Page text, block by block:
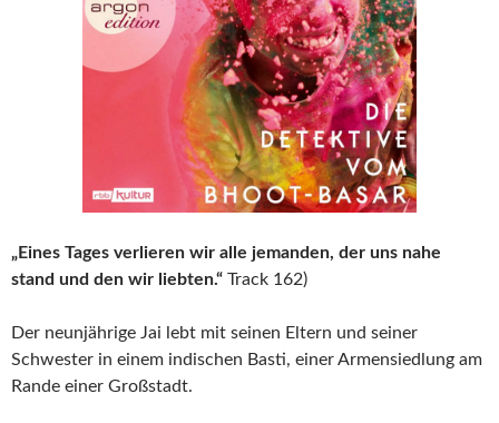
„Eines Tages verlieren wir alle jemanden, der uns nahe
stand und den wir liebten.“ Track 162)
Der neunjährige Jai lebt mit seinen Eltern und seiner
Schwester in einem indischen Basti, einer Armensiedlung am
Rande einer Großstadt.